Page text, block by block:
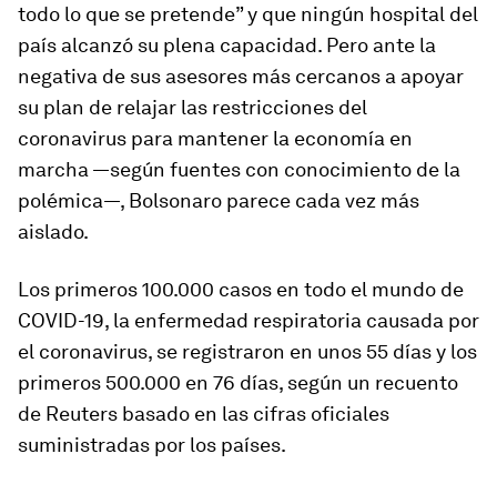
todo lo que se pretende” y que ningún hospital del
país alcanzó su plena capacidad. Pero ante la
negativa de sus asesores más cercanos a apoyar
su plan de relajar las restricciones del
coronavirus para mantener la economía en
marcha —según fuentes con conocimiento de la
polémica—, Bolsonaro parece cada vez más
aislado.
Los primeros 100.000 casos en todo el mundo de
COVID-19, la enfermedad respiratoria causada por
el coronavirus, se registraron en unos 55 días y los
primeros 500.000 en 76 días, según un recuento
de Reuters basado en las cifras oficiales
suministradas por los países.